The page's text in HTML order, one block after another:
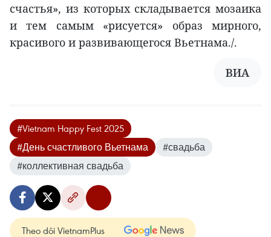
счастья», из которых складывается мозаика
и тем самым «рисуется» образ мирного,
красивого и развивающегося Вьетнама./.
ВИА
#Vietnam Happy Fest 2025
#День счастливого Вьетнама
#свадьба
#коллективная свадьба
Theo dõi VietnamPlus